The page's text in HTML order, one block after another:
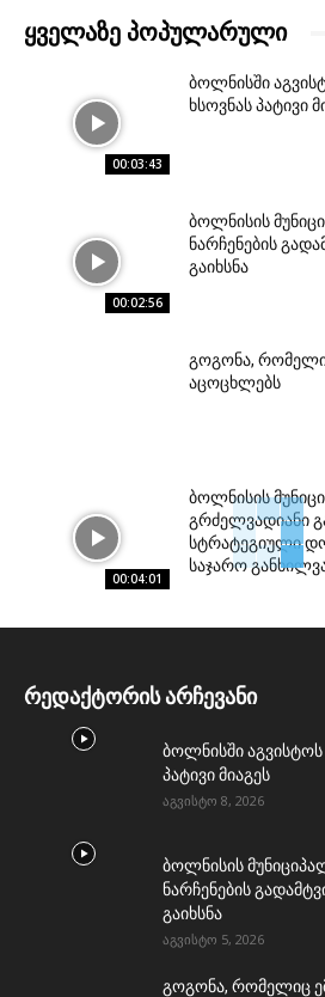
ᲧᲕᲔᲚᲐᲖᲔ ᲞᲝᲞᲣᲚᲐᲠᲣᲚᲘ
00:03:43
ბოლნისში
ხსოვნას პატივი
00:02:56
ბოლნისის
ნარჩენების
გაიხსნა
გოგონა,
აცოცხლებს
00:04:01
ბოლნისის
გრძელვადიანი
სტრატეგიული
საჯარო
რედაქტორის არჩევანი
ბოლნისში აგვისტოს
პატივი მიაგეს
აგვისტო 8, 2026
ბოლნისის
ნარჩენების
გაიხსნა
აგვისტო 5, 2026
გოგონა, რომელიც